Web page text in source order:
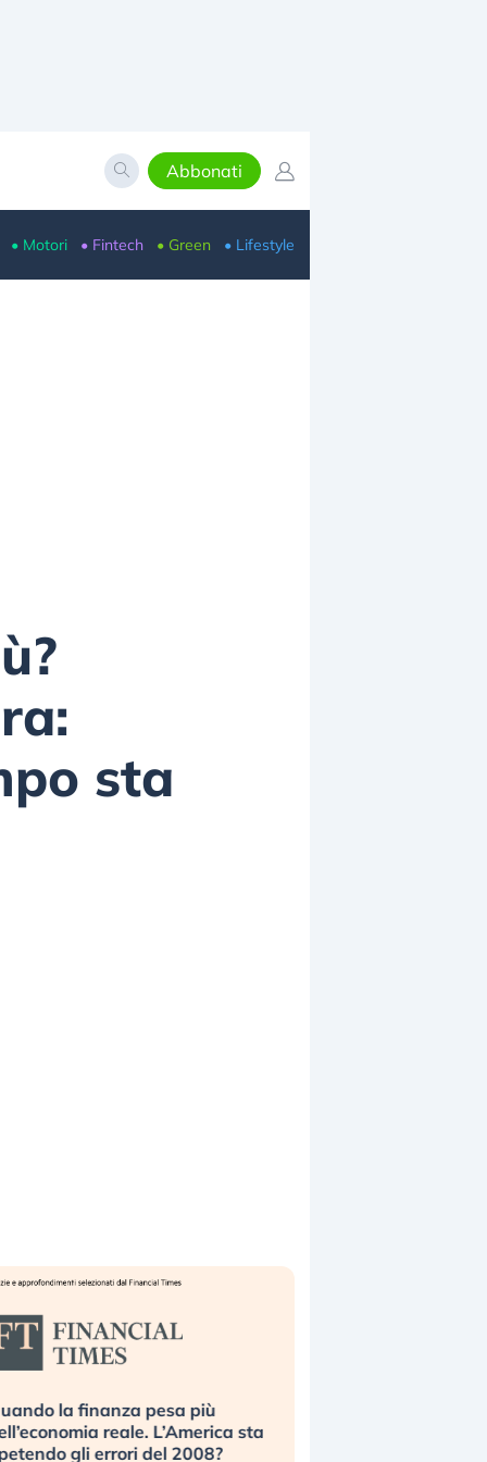
Abbonati
• Motori • Fintech • Green • Lifestyle
sta
la finanza pesa più
reale. L’America sta
gli errori del 2008?